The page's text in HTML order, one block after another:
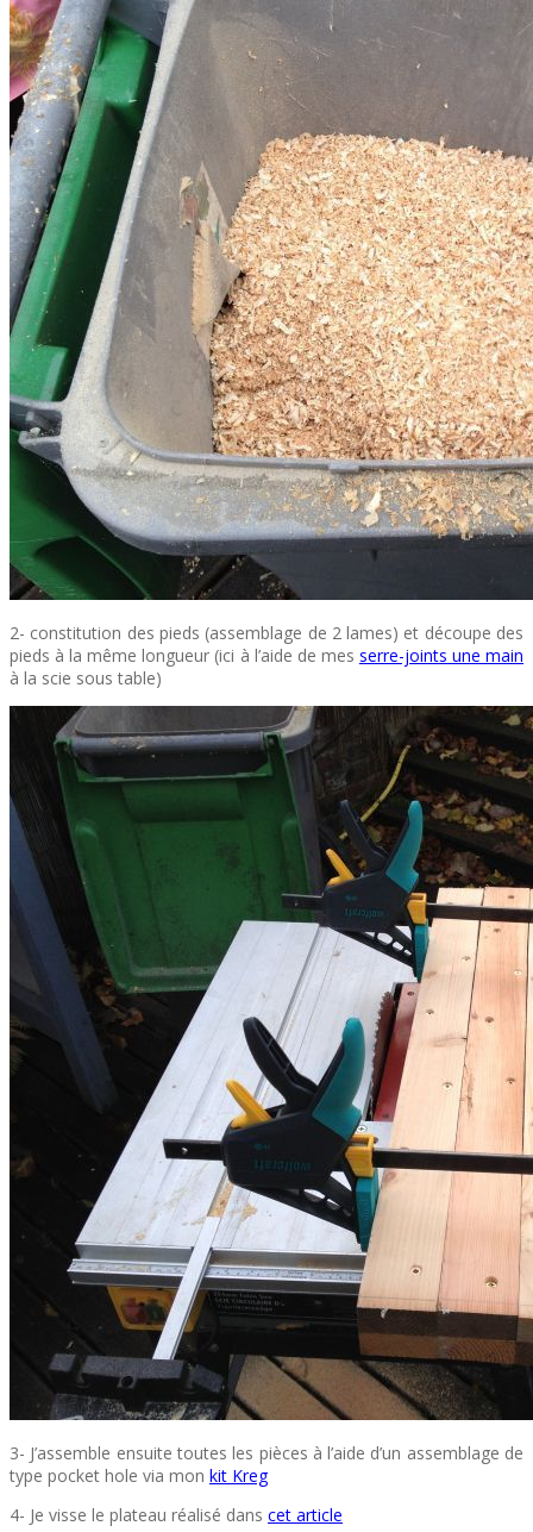
2- constitution des pieds (assemblage de 2 lames) et découpe des
pieds à la même longueur (ici à l’aide de mes serre-joints une main
à la scie sous table)
3- J’assemble ensuite toutes les pièces à l’aide d’un assemblage de
type pocket hole via mon kit Kreg
4- Je visse le plateau réalisé dans cet article